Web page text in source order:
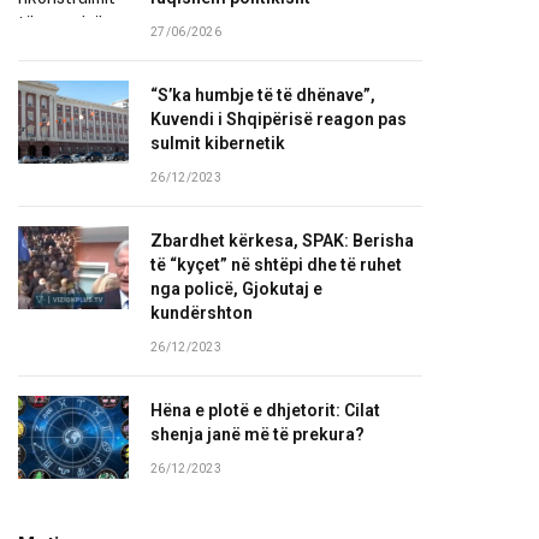
27/06/2026
“S’ka humbje të të dhënave”,
Kuvendi i Shqipërisë reagon pas
sulmit kibernetik
26/12/2023
Zbardhet kërkesa, SPAK: Berisha
të “kyçet” në shtëpi dhe të ruhet
nga policë, Gjokutaj e
kundërshton
26/12/2023
Hëna e plotë e dhjetorit: Cilat
shenja janë më të prekura?
26/12/2023